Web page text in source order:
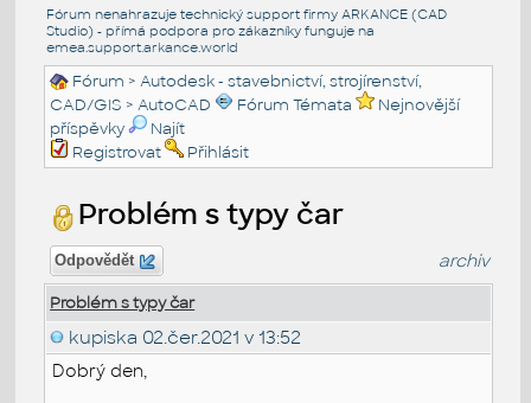
Fórum nenahrazuje technický support firmy ARKANCE (CAD
Studio) - přímá podpora pro zákazníky funguje na
emea.support.arkance.world
Fórum >Autodesk - stavebnictví, strojírenství,
CAD/GIS >AutoCAD Fórum Témata
Nejnovější
příspěvky
Najít
Registrovat
Přihlásit
Problém s typy čar
Odpovědět archiv
Problém s typy čar
kupiska 02.čer.2021 v 13:52
Dobrý den,